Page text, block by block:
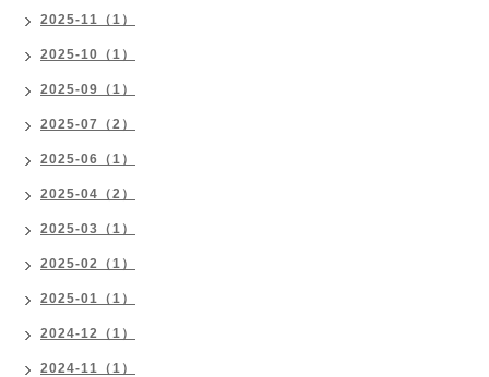
2025-11（1）
2025-10（1）
2025-09（1）
2025-07（2）
2025-06（1）
2025-04（2）
2025-03（1）
2025-02（1）
2025-01（1）
2024-12（1）
2024-11（1）